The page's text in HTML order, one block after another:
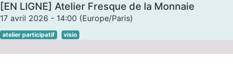
[EN LIGNE] Atelier Fresque de la Monnaie
17 avril 2026 - 14:00 (Europe/Paris)
atelier participatif visio